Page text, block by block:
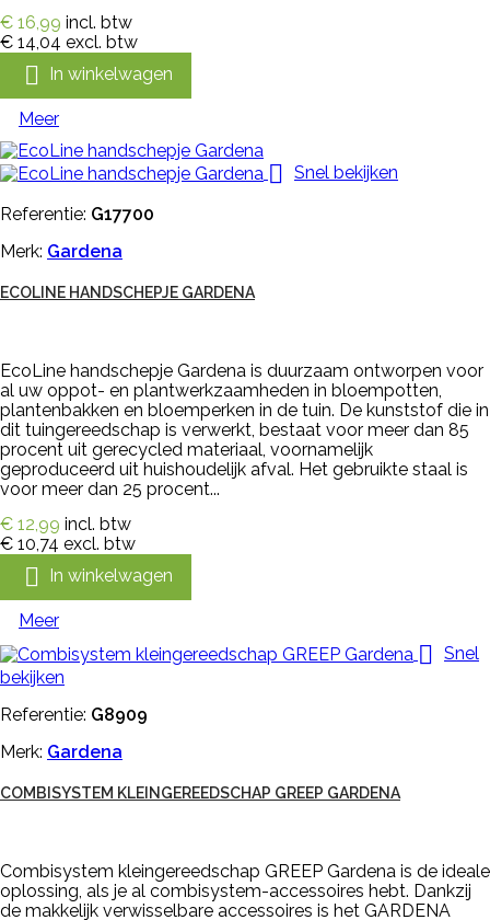
€ 16,99 incl. btw
€ 14,04 excl. btw
 In winkelwagen
Meer
 Snel bekijken
Referentie: G17700
Merk: Gardena
ECOLINE HANDSCHEPJE GARDENA
EcoLine handschepje Gardena is duurzaam ontworpen voor
al uw oppot- en plantwerkzaamheden in bloempotten,
plantenbakken en bloemperken in de tuin. De kunststof die in
dit tuingereedschap is verwerkt, bestaat voor meer dan 85
procent uit gerecycled materiaal, voornamelijk
geproduceerd uit huishoudelijk afval. Het gebruikte staal is
voor meer dan 25 procent...
€ 12,99 incl. btw
€ 10,74 excl. btw
 In winkelwagen
Meer
 Snel
bekijken
Referentie: G8909
Merk: Gardena
COMBISYSTEM KLEINGEREEDSCHAP GREEP GARDENA
Combisystem kleingereedschap GREEP Gardena is de ideale
oplossing, als je al combisystem-accessoires hebt. Dankzij
de makkelijk verwisselbare accessoires is het GARDENA